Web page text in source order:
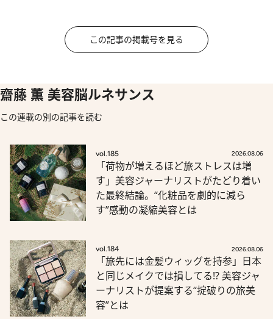
この記事の掲載号を見る
齋藤 薫 美容脳ルネサンス
この連載の別の記事を読む
vol.185 2026.08.06
「荷物が増えるほど旅ストレスは増
す」美容ジャーナリストがたどり着い
た最終結論。“化粧品を劇的に減ら
す”感動の凝縮美容とは
vol.184 2026.08.06
「旅先には金髪ウィッグを持参」日本
と同じメイクでは損してる!? 美容ジャ
ーナリストが提案する“掟破りの旅美
容”とは